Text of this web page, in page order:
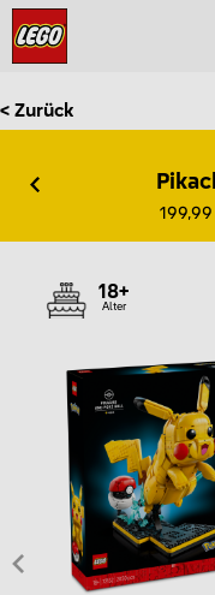
< Zurück
18+
Alter